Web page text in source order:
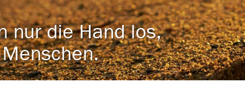
nur die Hand los,